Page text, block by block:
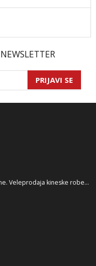
PRIJAVI SE
Veleprodaja kineske robe...